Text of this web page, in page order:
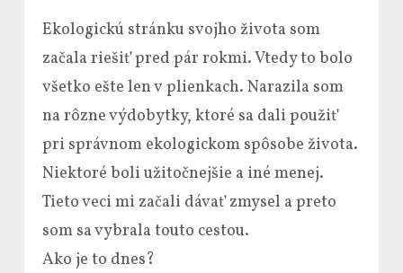
Ekologickú stránku svojho života som
začala riešiť pred pár rokmi. Vtedy to bolo
všetko ešte len v plienkach. Narazila som
na rôzne výdobytky, ktoré sa dali použiť
pri správnom ekologickom spôsobe života.
Niektoré boli užitočnejšie a iné menej.
Tieto veci mi začali dávať zmysel a preto
som sa vybrala touto cestou.
Ako je to dnes?